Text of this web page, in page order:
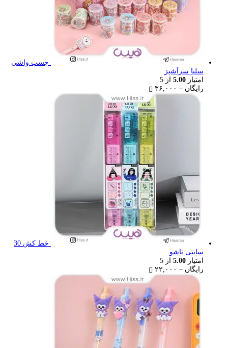
چسب واشی
سلنا سرآشپز
امتیاز 5.00 از 5
رایگان – ۳۶,۰۰۰
range:
رایگان
through
۳۶,۰۰۰ تومان
خط کش 30
سانتی تاشو
امتیاز 5.00 از 5
رایگان – ۲۲,۰۰۰
range:
رایگان
through
۲۲,۰۰۰ تومان